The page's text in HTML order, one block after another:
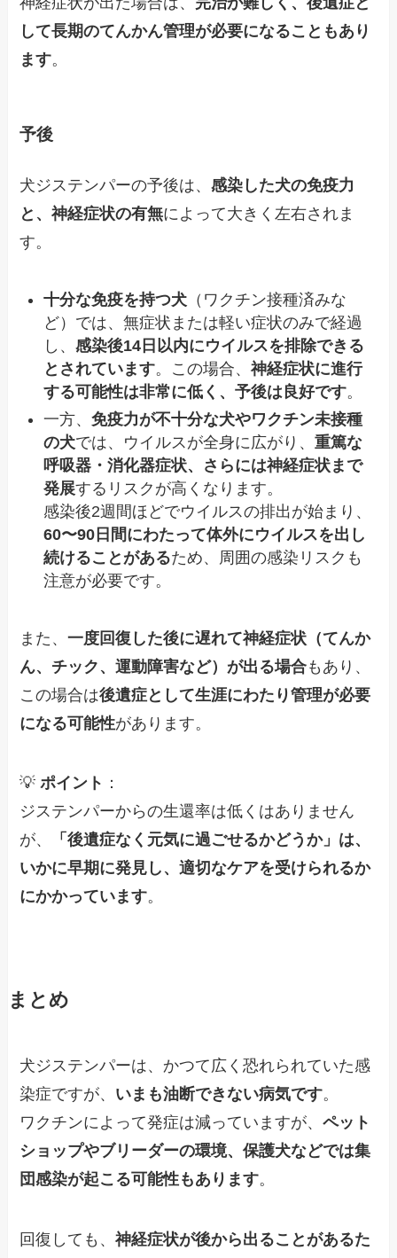
して長期のてんかん管理が必要になることもあり
ます。
予後
犬ジステンパーの予後は、感染した犬の免疫力
と、神経症状の有無によって大きく左右されま
す。
十分な免疫を持つ犬 （ワクチン接種済みな
ど）では、無症状または軽い症状のみで経過
し、感染後14日以内にウイルスを排除できる
とされています。この場合、神経症状に進行
する可能性は非常に低く、予後は良好です。
一方、免疫力が不十分な犬やワクチン未接種
の犬では、ウイルスが全身に広がり、重篤な
呼吸器・消化器症状、さらには神経症状まで
発展するリスクが高くなります。
感染後2週間ほどでウイルスの排出が始まり、
60〜90日間にわたって体外にウイルスを出し
続けることがあるため、周囲の感染リスクも
注意が必要です。
また、一度回復した後に遅れて神経症状（てんか
ん、チック、運動障害など）が出る場合もあり、
この場合は後遺症として生涯にわたり管理が必要
になる可能性があります。
💡ポイント ：
ジステンパーからの生還率は低くはありません
が、
「後遺症なく元気に過ごせるかどうか」は、
いかに早期に発見し、適切なケアを受けられるか
にかかっています。
まとめ
犬ジステンパーは、かつて広く恐れられていた感
染症ですが、 いまも油断できない病気です。
ワクチンによって発症は減っていますが、ペット
ショップやブリーダーの環境、保護犬などでは集
団感染が起こる可能性もあります。
回復しても、神経症状が後から出ることがあるた